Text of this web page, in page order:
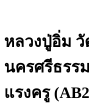
หลวงปู่อิ่ม
นครศรีธรร
แรงครู